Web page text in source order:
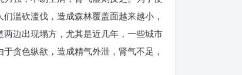
滥砍滥伐，造成森林覆盖面越来越小，
边出现塌方，尤其是近几年，一些城市
贪色纵欲，造成精气外泄，肾气不足，